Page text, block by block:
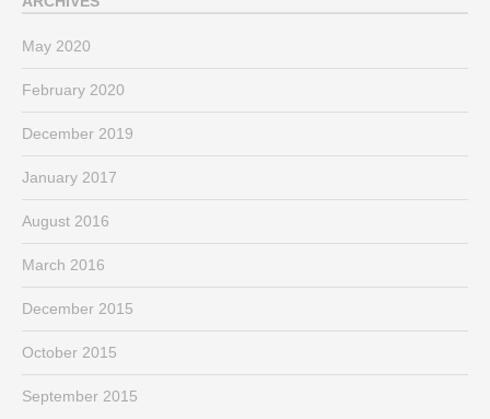
May 2020
February 2020
December 2019
January 2017
August 2016
March 2016
December 2015
October 2015
September 2015